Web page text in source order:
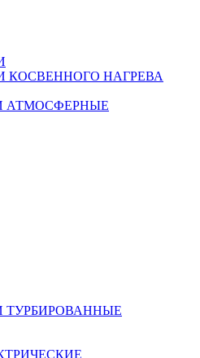
КОСВЕННОГО НАГРЕВА
АТМОСФЕРНЫЕ
ТУРБИРОВАННЫЕ